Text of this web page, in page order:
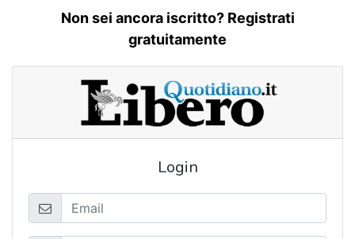
Non sei ancora iscritto? Registrati
gratuitamente
Login